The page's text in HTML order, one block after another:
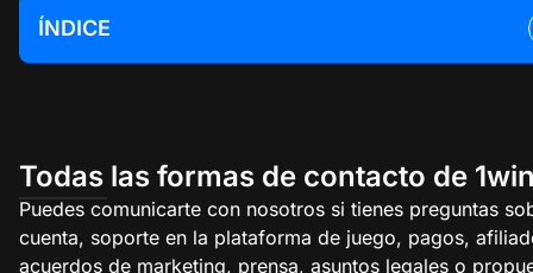
ÍNDICE
Todas las formas de contacto de
Puedes comunicarte con nosotros si tienes preguntas
cuenta, soporte en la plataforma de juego, pagos,
acuerdos de marketing, prensa, asuntos legales o